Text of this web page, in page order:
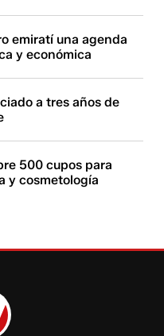
emiratí una agenda
y económica
a tres años de
500 cupos para
y cosmetología